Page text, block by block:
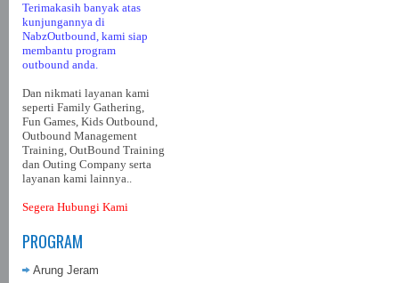
Terimakasih banyak atas
kunjungannya di
NabzOutbound, kami siap
membantu program
outbound anda.
Dan nikmati layanan kami
seperti Family Gathering,
Fun Games, Kids Outbound,
Outbound Management
Training, OutBound Training
dan Outing Company serta
layanan kami lainnya..
Segera Hubungi Kami
PROGRAM
Arung Jeram